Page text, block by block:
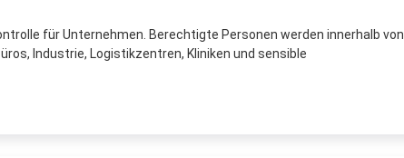
für Unternehmen. Berechtigte Personen werden innerhalb von
Industrie, Logistikzentren, Kliniken und sensible